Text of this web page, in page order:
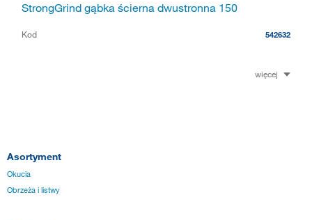
StrongGrind gąbka ścierna dwustronna 150
Kod 542632
więcej
Asortyment
Okucia
Obrzeża i listwy